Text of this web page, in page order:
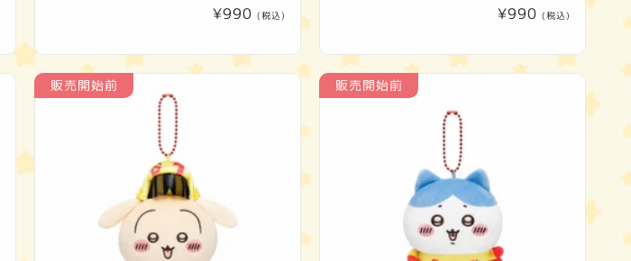
通
価
¥990 (税込)
通
格
¥990 (税込)
販売開始前 販売開始前